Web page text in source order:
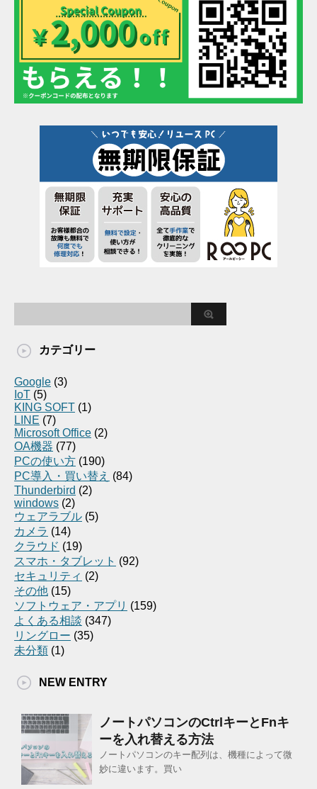
カテゴリー
Google (3)
IoT (5)
KING SOFT (1)
LINE (7)
Microsoft Office (2)
OA機器 (77)
PCの使い方 (190)
PC導入・買い替え (84)
Thunderbird (2)
windows (2)
ウェアラブル (5)
カメラ (14)
クラウド (19)
スマホ・タブレット (92)
セキュリティ (2)
その他 (15)
ソフトウェア・アプリ (159)
よくある相談 (347)
リングロー (35)
未分類 (1)
NEW ENTRY
ノートパソコンのCtrlキーとFnキ
ーを入れ替える方法
ノートパソコンのキー配列は、機種によって微
妙に違います。買い